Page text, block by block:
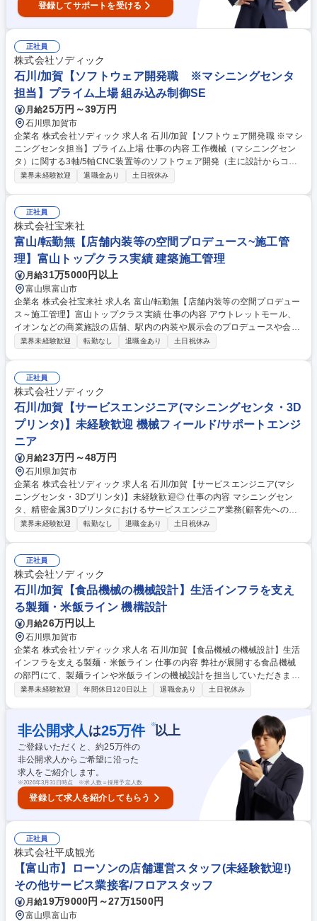
登録してサポートを受ける
正社員
株式会社ソディック
石川/加賀【ソフトウェア開発職 ※マシニングセンタ
担当】プライム上場 組み込み制御SE
月給25万円～39万円
石川県加賀市
企業名 株式会社ソディック 求人名 石川/加賀【ソフトウェア開発職 ※マシ
ニングセンタ担当】プライム上場 仕事の内容 工作機械（マシニングセン
タ）に関する3軸/5軸CNC装置等のソフトウェア開発（主に設計からコー
ディング）をお任せします。世界中のものづくりを支える最先端の技術に
を担当していただきます。自動車や家電、最先端スマートデバイス、航空
宇宙、医療機器など、幅広い業界の技術革新に必要不可欠な機械の頭脳を
開発する、極めて社会的影響力の高い仕事です。 【詳細】 ■要求仕様に基
づく設計■C/C++やPLCラダーを用いたコーディング、検証 募集職種 石
川/加賀【ソフトウェア開発職 ※マシニングセンタ担当】プライム上場
業界未経験歓迎 退職金あり 土日祝休み
正社員
株式会社宝来社
富山/転勤無【店舗内装等の空間プロデュース~施工管
理】富山トップクラス実績 建築施工管理
月給31万5000円以上
富山県富山市
企業名 株式会社宝来社 求人名 富山/転勤無【店舗内装等の空間プロデュー
ス～施工管理】富山トップクラス実績 仕事の内容 アウトレットモール、
イオンなどの商業施設の店舗、駅内の内装や展示会のプロデュースや会場
設営など様々な業界・業種の空間プロデュースから施工までの管理全般を
ながら図面を作成します。その後は、スケジュール管理から業者や資材の
手配、人材管理などを担当します。案件により1ヵ月程度の出張がある場
合や夜間勤務もあります。 手当や代休制度あり。 イベントや展示会等の
「誰かの笑顔」のための仕事が多く、社員・関係者も「人の笑顔」を大切
にする方が多く、楽しく仕事が出来ます！ 募集職種 富山/転勤無【店舗内
装等の空間プロデュース～施工管理】富山トップクラス実績
業界未経験歓迎 転勤なし 退職金あり 土日祝休み
正社員
株式会社ソディック
石川/加賀【サービスエンジニア(マシニングセンタ・3D
プリンタ)】未経験歓迎 機械フィールド/サポートエンジ
ニア
月給23万円～48万円
石川県加賀市
企業名 株式会社ソディック 求人名 石川/加賀【サービスエンジニア(マシ
ニングセンタ・3Dプリンタ)】未経験歓迎◎ 仕事の内容 マシニングセン
タ、精密金属3Dプリンタにおけるサービスエンジニア業務(顧客先への配
置、メンテナンス、修理対応)をお任せします。専門性を活かしたエキス
【入社後】先輩社員の同行研修（1か月程度）の後、加賀事業所(石川県）
での製造研修（半年程度）を行い、営業所にてOJT指導を行っていきま
す。研修期間は社宅または寮をご用意します。 ※建物の改変を伴う業務は
含まない 募集職種 石川/加賀【サービスエンジニア(マシニングセンタ・3
Dプリンタ)】未経験歓迎◎
業界未経験歓迎 転勤なし 退職金あり 土日祝休み
正社員
株式会社ソディック
石川/加賀【食品機械の機械設計】生活インフラを支え
る製麺・米飯ライン 機構設計
月給26万円以上
石川県加賀市
企業名 株式会社ソディック 求人名 石川/加賀【食品機械の機械設計】生活
インフラを支える製麺・米飯ライン 仕事の内容 弊社が展開する食品機械
の部門にて、製麺ラインや米飯ラインの機械設計を担当していただきま
す。将来のキャリアとして、管理職や企画開発職もございます。 【募集背
機械ラインナップの中からコンビニやスーパーなどで売られているうど
ん、そば、ラーメン、パックご飯などを製造する機械を開発・製造・販売
しており日本トップシェアとなっております。現在、事業拡大により生産
体制及び設計部門の強化をしており、将来の事業部の中核を担える人材
（もしくは成長期待人材）を募集します。 募集職種 石川/加賀【食品機械
の機械設計】生活インフラを支える製麺・米飯ライン
業界未経験歓迎 年間休日120日以上 退職金あり 土日祝休み
非公開求人 は25万件 ※以上
ご登録いただくと、約25万件の
非公開求人からご希望に沿った
求人をご紹介します。
※2026年3月31日時点 ※求人数＝採用予定人数
登録して求人を紹介してもらう
正社員
株式会社平成観光
【富山市】ローソンの店舗運営スタッフ(未経験歓迎!)
その他サービス業接客/フロアスタッフ
月給19万9000円～27万1500円
富山県富山市